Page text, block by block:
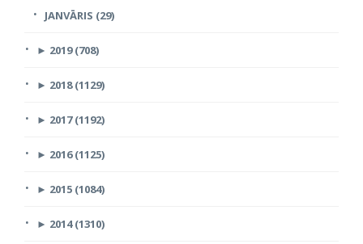
JANVĀRIS (29)
► 2019 (708)
► 2018 (1129)
► 2017 (1192)
► 2016 (1125)
► 2015 (1084)
► 2014 (1310)